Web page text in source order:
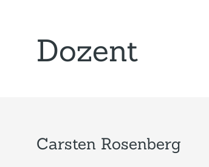
Dozent
Carsten Rosenberg